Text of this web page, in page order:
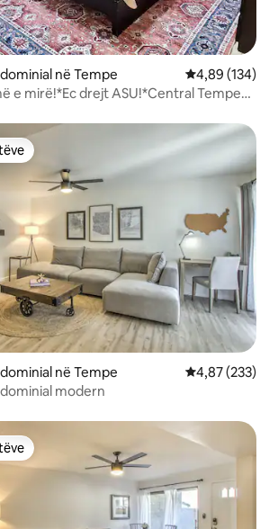
në Tempe Vlerësimi
4,89 (134)
e mirë!*Ec drejt ASU!*Central Tempe
në Tempe Vlerësimi
4,87 (233)
modern